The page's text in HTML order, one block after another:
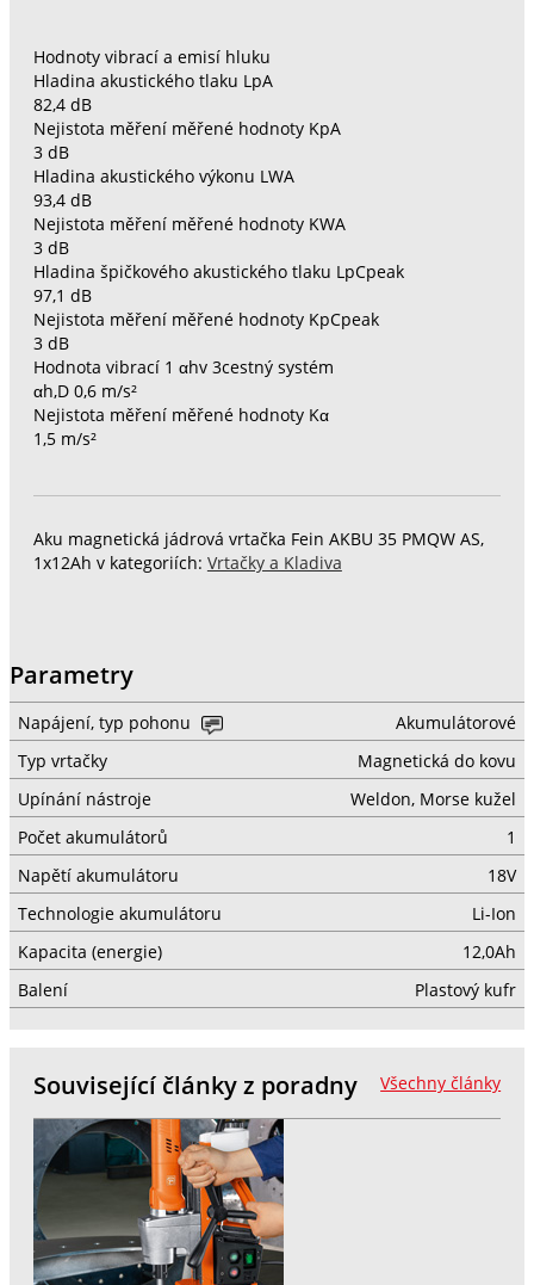
Hodnoty vibrací a emisí hluku
Hladina akustického tlaku LpA
82,4 dB
Nejistota měření měřené hodnoty KpA
3 dB
Hladina akustického výkonu LWA
93,4 dB
Nejistota měření měřené hodnoty KWA
3 dB
Hladina špičkového akustického tlaku LpCpeak
97,1 dB
Nejistota měření měřené hodnoty KpCpeak
3 dB
Hodnota vibrací 1 αhv 3cestný systém
αh,D 0,6 m/s²
Nejistota měření měřené hodnoty Kα
1,5 m/s²
Aku magnetická jádrová vrtačka Fein AKBU 35 PMQW AS,
1x12Ah v kategoriích: Vrtačky a Kladiva
Parametry
Napájení, typ pohonu
Akumulátorové
Typ vrtačky
Magnetická do kovu
Upínání nástroje
Weldon, Morse kužel
Počet akumulátorů
1
Napětí akumulátoru
18V
Technologie akumulátoru
Li-Ion
Kapacita (energie)
12,0Ah
Balení
Plastový kufr
Všechny články
Související články z poradny